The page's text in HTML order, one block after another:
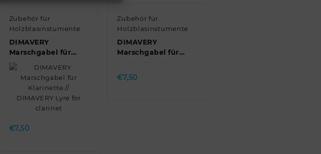
Zubehör für
Holzblasinstumente
DIMAVERY
Marschgabel für
Klarinette //
DIMAVERY Lyre for
clarinet
Quick view
€7,50
Zubehör für
Holzblasinstumente
DIMAVERY
Marschgabel für
DIMAVERY Lyre for
saxophone
€7,50